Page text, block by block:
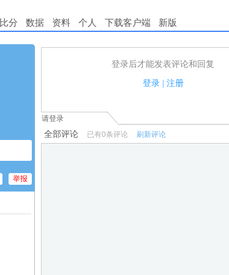
比分 数据 资料 个人 下载客户端 新版
举报
登录后才能发表评论和回复
登录| 注册
1.电脑端新用户可以发表评论了！
请登录
全部评论 已有0条评论 刷新评论